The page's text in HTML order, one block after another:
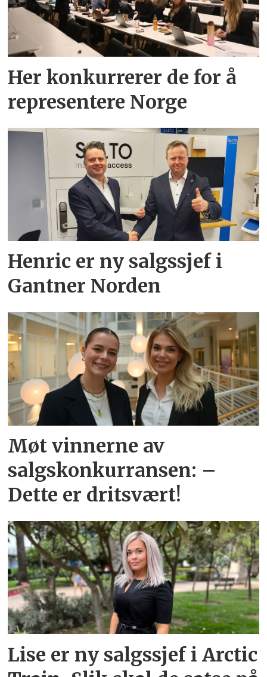
Her konkurrerer de for å
representere Norge
Henric er ny salgssjef i
Gantner Norden
Møt vinnerne av
salgskonkurransen: –
Dette er dritsvært!
Lise er ny salgssjef i Arctic